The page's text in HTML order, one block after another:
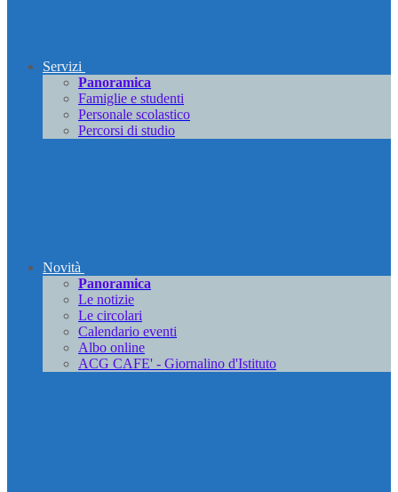
Servizi
Panoramica
Famiglie e studenti
Personale scolastico
Percorsi di studio
Novità
Panoramica
Le notizie
Le circolari
Calendario eventi
Albo online
ACG CAFE' - Giornalino d'Istituto